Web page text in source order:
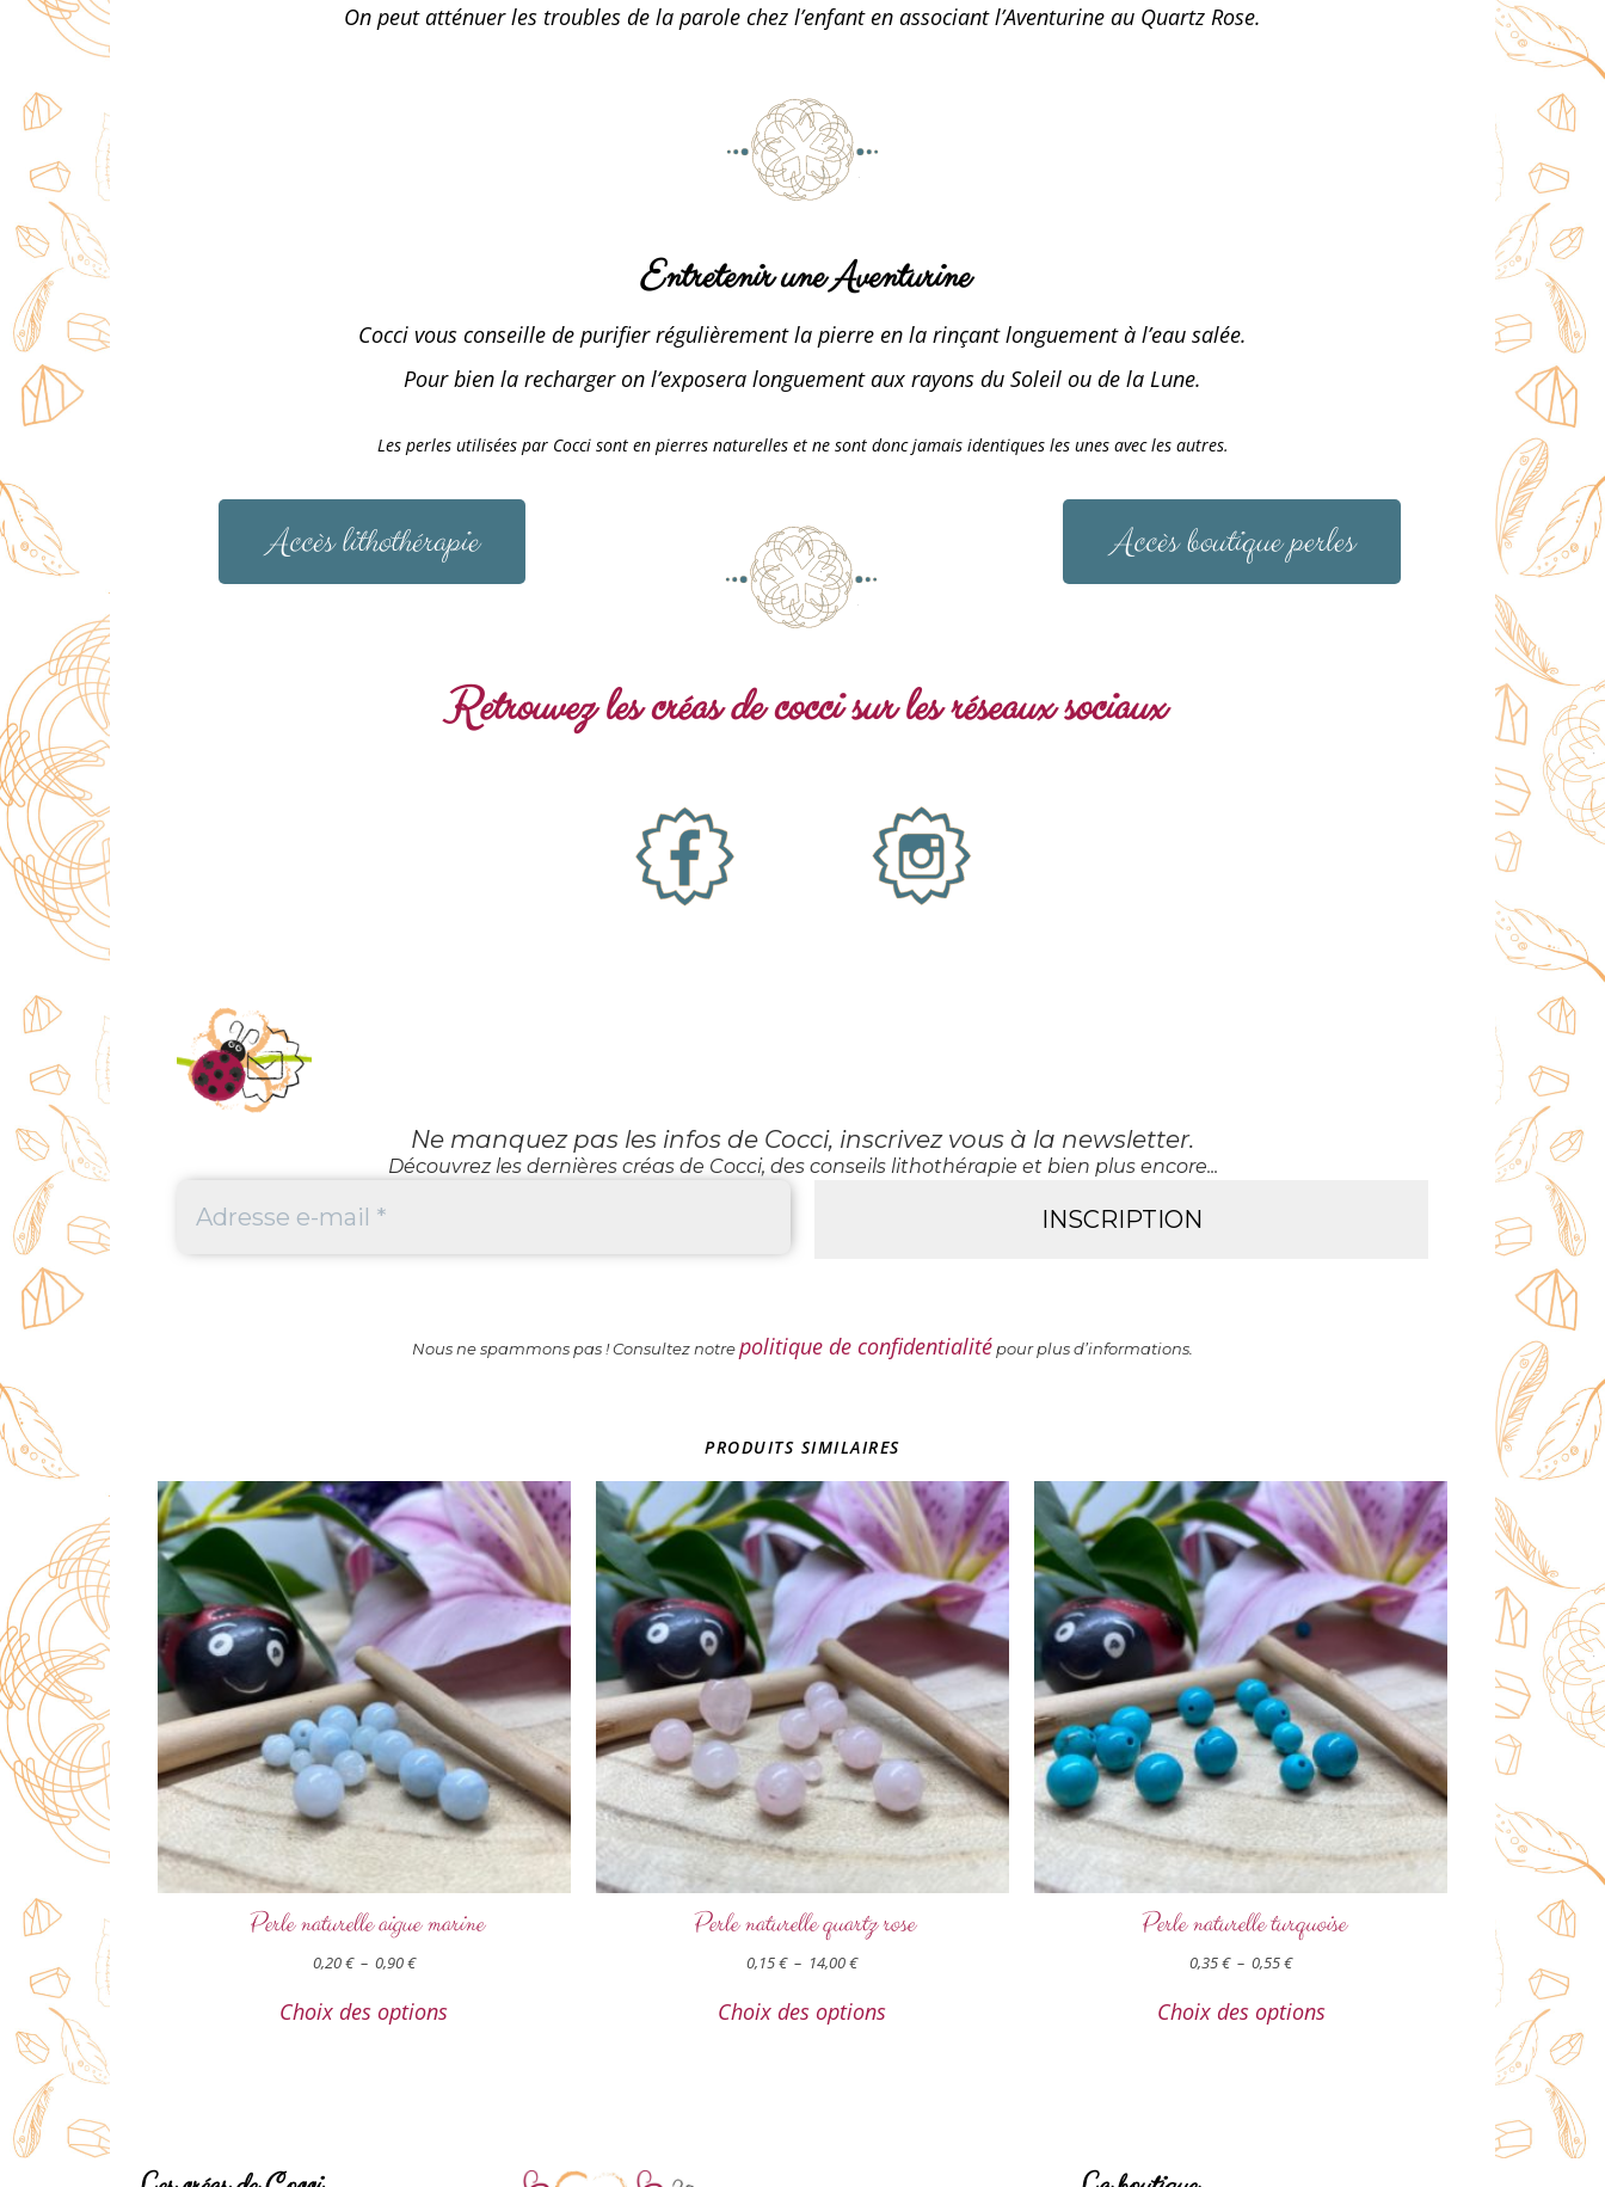
On peut atténuer les troubles de la parole chez l’enfant en associant l’Aventurine au Quartz Rose.
Entretenir une Aventurine
Cocci vous conseille de purifier régulièrement la pierre en la rinçant longuement à l’eau salée.
Pour bien la recharger on l’exposera longuement aux rayons du Soleil ou de la Lune.
Les perles utilisées par Cocci sont en pierres naturelles et ne sont donc jamais identiques les unes avec les autres.
Accès lithothérapie Accès boutique perles
Retrouvez les créas de cocci sur les réseaux sociaux
Ne manquez pas les infos de Cocci, inscrivez vous à la newsletter.
Découvrez les dernières créas de Cocci, des conseils lithothérapie et bien plus encore...
Nous ne spammons pas ! Consultez notrepolitique de confidentialité pour plus d’informations.
PRODUITS SIMILAIRES
Perle naturelle aigue marine
0,20€ – 0,90€
Choix des options
Perle naturelle quartz rose
0,15€ – 14,00€
Choix des options
Perle naturelle turquoise
0,35€ – 0,55€
Choix des options